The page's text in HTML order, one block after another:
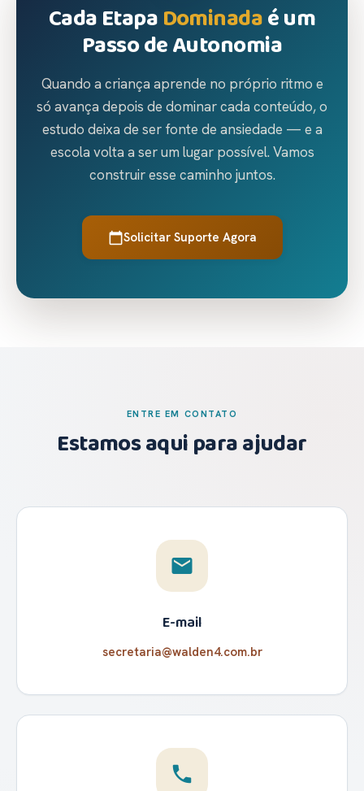
Cada EtapaDominadaé um
Passo de Autonomia
Quando a criança aprende no próprio ritmo e
só avança depois de dominar cada conteúdo, o
estudo deixa de ser fonte de ansiedade — e a
escola volta a ser um lugar possível. Vamos
construir esse caminho juntos.
calendar_todaySolicitar Suporte Agora
ENTRE EM CONTATO
Estamos aqui para ajudar
email
E-mail
secretaria@walden4.com.br
phone